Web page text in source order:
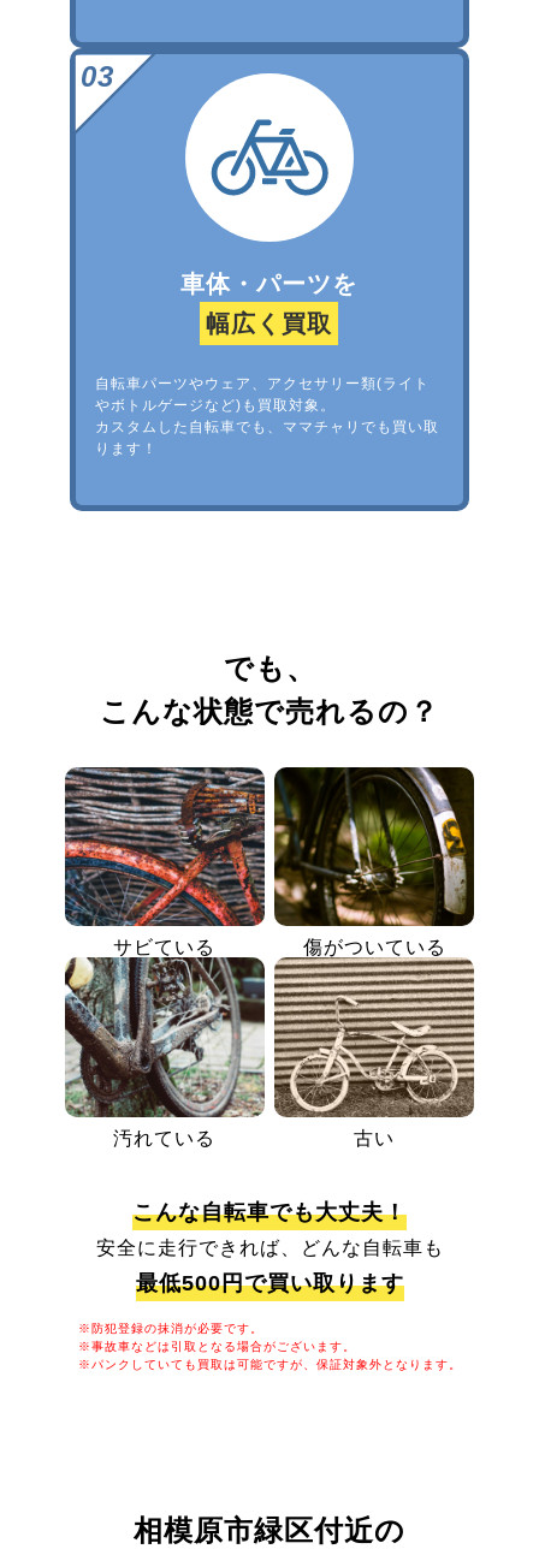
車体・パーツを
幅広く買取
自転車パーツやウェア、アクセサリー類(ライト
やボトルゲージなど)も買取対象。
カスタムした自転車でも、ママチャリでも買い取
ります！
でも、
こんな状態で売れるの？
サビている 傷がついている
汚れている 古い
こんな自転車でも大丈夫！
安全に走行できれば、どんな自転車も
最低500円で買い取ります
※防犯登録の抹消が必要です。
※事故車などは引取となる場合がございます。
※パンクしていても買取は可能ですが、保証対象外となります。
相模原市緑区付近の